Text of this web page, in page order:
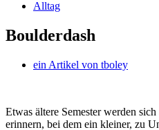
Alltag
Boulderdash
ein Artikel von tboley
Etwas ältere Semester werden
erinnern, bei dem ein kleiner, zu